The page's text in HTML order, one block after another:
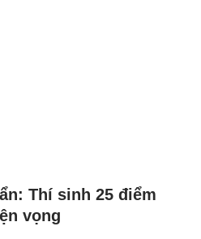
Thí sinh 25 điểm
vọng